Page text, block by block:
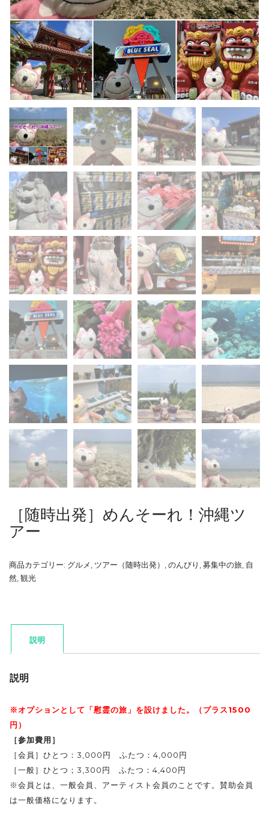
［随時出発］めんそーれ！沖縄ツ
アー
商品カテゴリー: グルメ ツアー（随時出発） のんびり 募集中の旅 自
然 観光
説明
説明
※オプションとして「慰霊の旅」を設けました。（プラス1500
円）
［参加費用］
［会員］ひとつ：3,000円 ふたつ：4,000円
［一般］ひとつ；3,300円 ふたつ：4,400円
※会員とは、一般会員、アーティスト会員のことです。賛助会員
は一般価格になります。